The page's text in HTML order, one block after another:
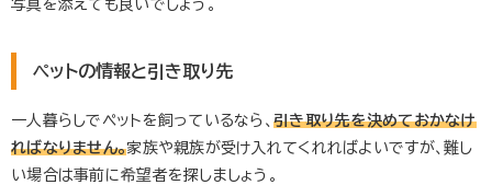
写真を添えても良いでしょう。
ペットの情報と引き取り先
一人暮らしでペットを飼っているなら、引き取り先を決めておかなけ
ればなりません。家族や親族が受け入れてくれればよいですが、難し
い場合は事前に希望者を探しましょう。